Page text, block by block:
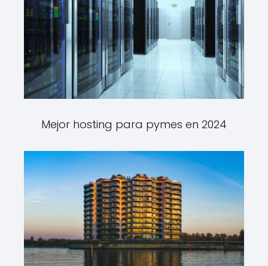
Mejor hosting para pymes en 2024